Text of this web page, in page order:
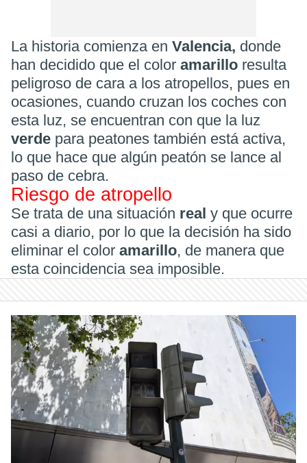
La historia comienza en Valencia, donde
han decidido que el color amarillo resulta
peligroso de cara a los atropellos, pues en
ocasiones, cuando cruzan los coches con
esta luz, se encuentran con que la luz
verde para peatones también está activa,
lo que hace que algún peatón se lance al
paso de cebra.
Riesgo de atropello
Se trata de una situación real y que ocurre
casi a diario, por lo que la decisión ha sido
eliminar el color amarillo, de manera que
esta coincidencia sea imposible.